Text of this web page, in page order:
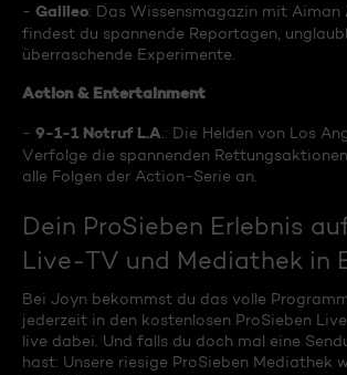
- Galileo: Das Wissensmagazin mit Aiman
findest du spannende Reportagen,
überraschende Experimente.
Action & Entertainment
- 9-1-1 Notruf L.A .: Die Helden von Los
Verfolge die spannenden
alle Folgen der Action-Serie an.
Dein ProSieben Erlebnis
Live-TV und Mediathek in
Bei Joyn bekommst du das volle
jederzeit in den kostenlosen ProSieben
live dabei. Und falls du doch mal eine
hast: Unsere riesige ProSieben Mediathek